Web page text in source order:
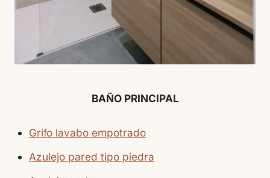
BAÑO PRINCIPAL
Grifo lavabo empotrado
Azulejo pared tipo piedra